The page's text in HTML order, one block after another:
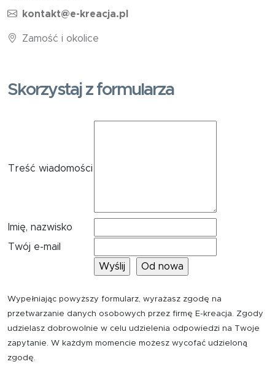
kontakt@e-kreacja.pl
Zamość i okolice
Skorzystaj z formularza
Treść wiadomości
Imię, nazwisko
Twój e-mail
Wypełniając powyższy formularz, wyrażasz zgodę na
przetwarzanie danych osobowych przez firmę E-kreacja. Zgody
udzielasz dobrowolnie w celu udzielenia odpowiedzi na Twoje
zapytanie. W każdym momencie możesz wycofać udzieloną
zgodę.